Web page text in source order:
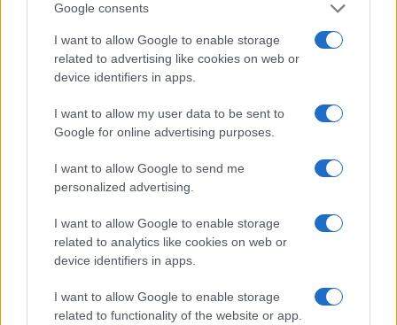
Google consents
I want to allow Google to enable storage
related to advertising like cookies on web or
device identifiers in apps.
I want to allow my user data to be sent to
Google for online advertising purposes.
I want to allow Google to send me
personalized advertising.
I want to allow Google to enable storage
related to analytics like cookies on web or
device identifiers in apps.
I want to allow Google to enable storage
related to functionality of the website or app.
Condividi l'articolo
F
a
ce
b
o
o
k
T
w
it
te
r
Pi
n
te
re
st
W
h
at
s
A
p
p
h
a
re
Articolo precedente
Prossimo articolo
NOTIZIE RECENTI
Le previsioni meteo per il weekend a Olbia e in
Gallura